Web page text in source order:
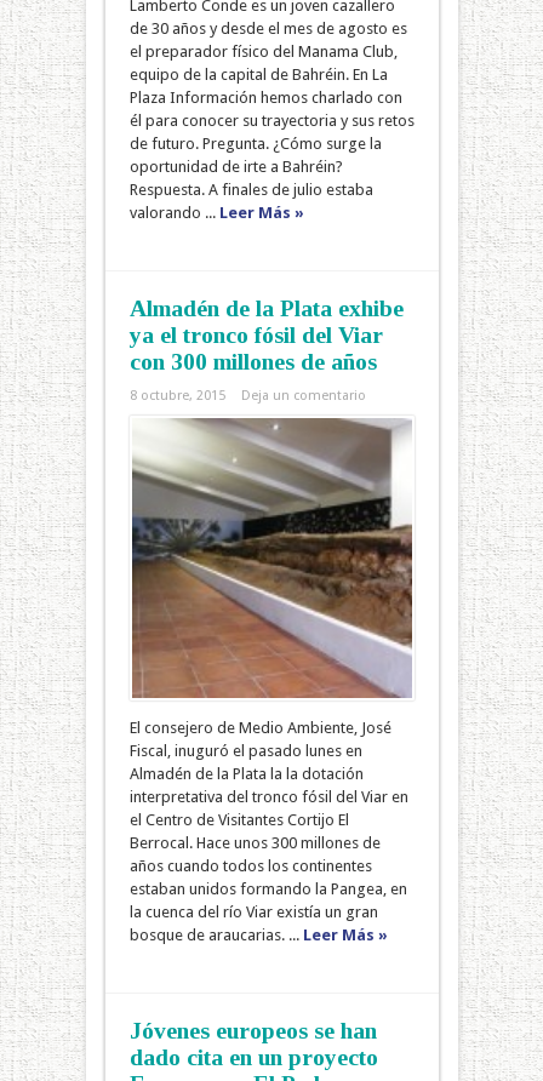
Lamberto Conde es un joven cazallero
de 30 años y desde el mes de agosto es
el preparador físico del Manama Club,
equipo de la capital de Bahréin. En La
Plaza Información hemos charlado con
él para conocer su trayectoria y sus retos
de futuro. Pregunta. ¿Cómo surge la
oportunidad de irte a Bahréin?
Respuesta. A finales de julio estaba
valorando ... Leer Más »
Almadén de la Plata exhibe
ya el tronco fósil del Viar
con 300 millones de años
8 octubre, 2015 Deja un comentario
El consejero de Medio Ambiente, José
Fiscal, inuguró el pasado lunes en
Almadén de la Plata la la dotación
interpretativa del tronco fósil del Viar en
el Centro de Visitantes Cortijo El
Berrocal. Hace unos 300 millones de
años cuando todos los continentes
estaban unidos formando la Pangea, en
la cuenca del río Viar existía un gran
bosque de araucarias. ... Leer Más »
Jóvenes europeos se han
dado cita en un proyecto